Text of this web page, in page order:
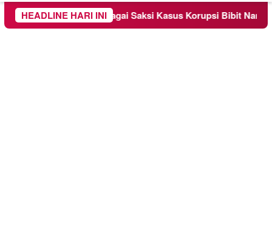
HEADLINE HARI INI
Diperiksa Sebagai Saksi Kasus Korupsi Bibit Nanas Sulsel